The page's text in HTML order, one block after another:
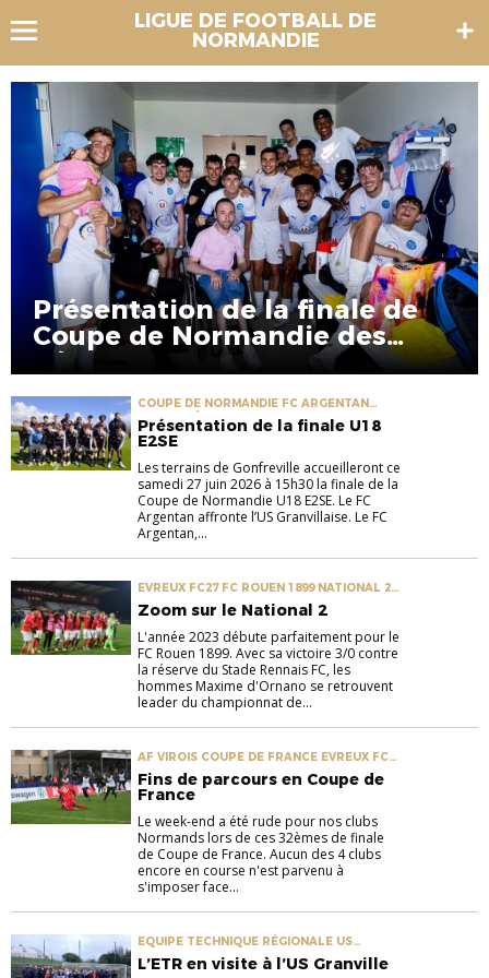
LIGUE DE FOOTBALL DE
NORMANDIE
Présentation de la finale de
Coupe de Normandie des
Réserves
COUPE DE NORMANDIE FC ARGENTAN
FINALE RÉGIONALE US GRANVILLE
Présentation de la finale U18
E2SE
Les terrains de Gonfreville accueilleront ce
samedi 27 juin 2026 à 15h30 la finale de la
Coupe de Normandie U18 E2SE. Le FC
Argentan affronte l’US Granvillaise. Le FC
Argentan,...
EVREUX FC27 FC ROUEN 1899 NATIONAL 2
SM CAEN US GRANVILLE
Zoom sur le National 2
L'année 2023 débute parfaitement pour le
FC Rouen 1899. Avec sa victoire 3/0 contre
la réserve du Stade Rennais FC, les
hommes Maxime d'Ornano se retrouvent
leader du championnat de...
AF VIROIS COUPE DE FRANCE EVREUX FC27
US AVRANCHES MSM US GRANVILLE
Fins de parcours en Coupe de
France
Le week-end a été rude pour nos clubs
Normands lors de ces 32èmes de finale
de Coupe de France. Aucun des 4 clubs
encore en course n'est parvenu à
s'imposer face...
EQUIPE TECHNIQUE RÉGIONALE US
GRANVILLE
L’ETR en visite à l’US Granville